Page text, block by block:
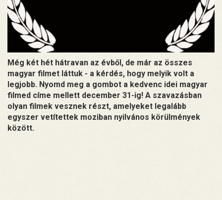
Még két hét hátravan az évből, de már az összes
magyar filmet láttuk - a kérdés, hogy melyik volt a
legjobb. Nyomd meg a gombot a kedvenc idei magyar
filmed címe mellett december 31-ig! A szavazásban
olyan filmek vesznek részt, amelyeket legalább
egyszer vetítettek moziban nyilvános körülmények
között.